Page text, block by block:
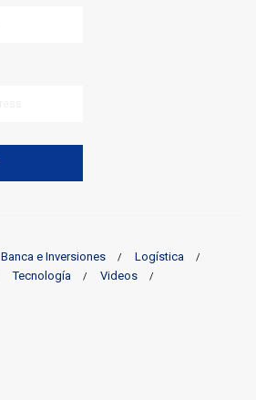
Banca e Inversiones
Logística
Tecnología
Videos